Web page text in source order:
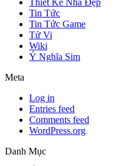
Thiết Kế Nhà Đẹp
Tin Tức
Tin Tức Game
Tử Vi
Wiki
Ý Nghĩa Sim
Meta
Log in
Entries feed
Comments feed
WordPress.org
Danh Mục